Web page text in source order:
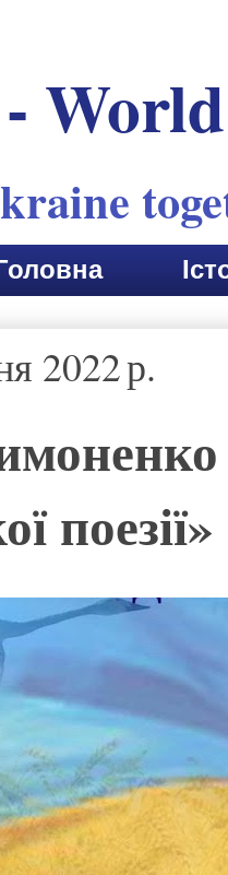
World
2022 р.
поезії»